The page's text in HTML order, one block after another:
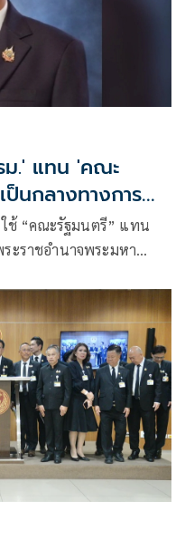
ม.' แทน 'คณะ
นกลางทางการ
ช้ “คณะรัฐมนตรี” แทน
ะราชอำนาจพระมหา